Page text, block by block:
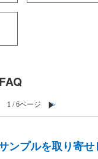
1 / 6ページ ≫
ンプルを取り寄